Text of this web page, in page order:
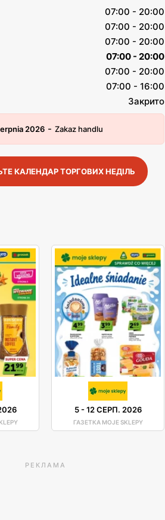
07:00 - 20:00
07:00 - 20:00
07:00 - 20:00
07:00 - 20:00
07:00 - 20:00
07:00 - 16:00
Закрито
2026 - Zakaz handlu
КАЛЕНДАР ТОРГОВИХ НЕДІЛЬ
5-12 СЕРП. 2026
ГАЗЕТКА MOJE SKLEPY
РЕКЛАМА